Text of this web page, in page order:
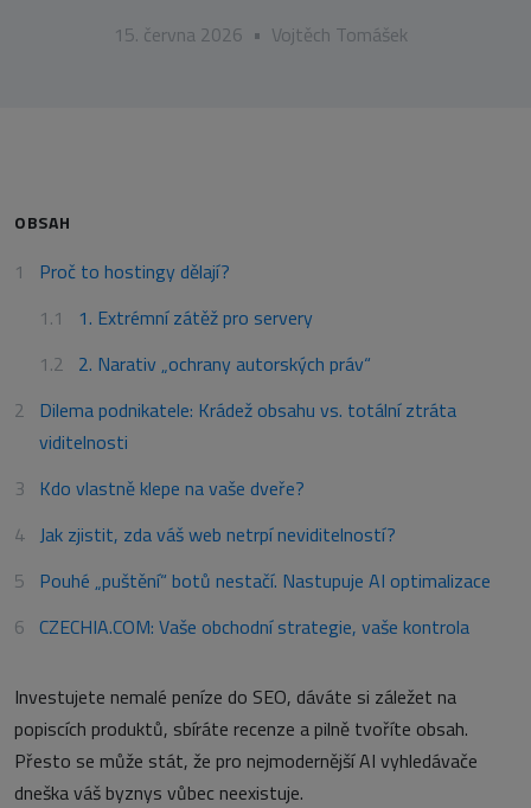
15. června 2026 • Vojtěch Tomášek
OBSAH
Proč to hostingy dělají?
1. Extrémní zátěž pro servery
2. Narativ „ochrany autorských práv“
Dilema podnikatele: Krádež obsahu vs. totální ztráta
viditelnosti
Kdo vlastně klepe na vaše dveře?
Jak zjistit, zda váš web netrpí neviditelností?
Pouhé „puštění“ botů nestačí. Nastupuje AI optimalizace
CZECHIA.COM: Vaše obchodní strategie, vaše kontrola
Investujete nemalé peníze do SEO, dáváte si záležet na
popiscích produktů, sbíráte recenze a pilně tvoříte obsah.
Přesto se může stát, že pro nejmodernější AI vyhledávače
dneška váš byznys vůbec neexistuje.